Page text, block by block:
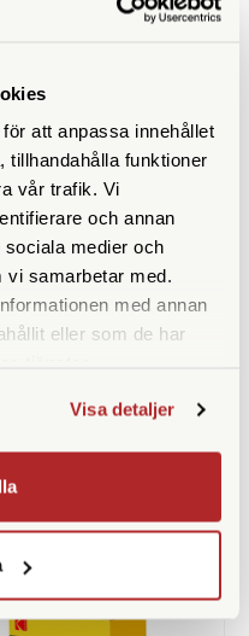
att anpassa innehållet
tillhandahålla funktioner
vår trafik. Vi
och annan
medier och
vi samarbetar med.
med annan
eller som de har
Visa detaljer
Kodak Charmera Keychain
Digital Camera Blind Box
Finns i lager
SEK
LÄS MER
KÖP